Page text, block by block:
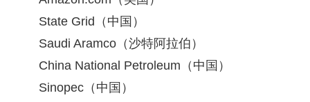
State Grid（中国）
Saudi Aramco（沙特阿拉伯）
China National Petroleum（中国）
Sinopec（中国）